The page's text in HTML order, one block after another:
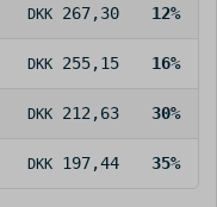
DKK 267,30 12%
DKK 255,15 16%
DKK 212,63 30%
DKK 197,44 35%